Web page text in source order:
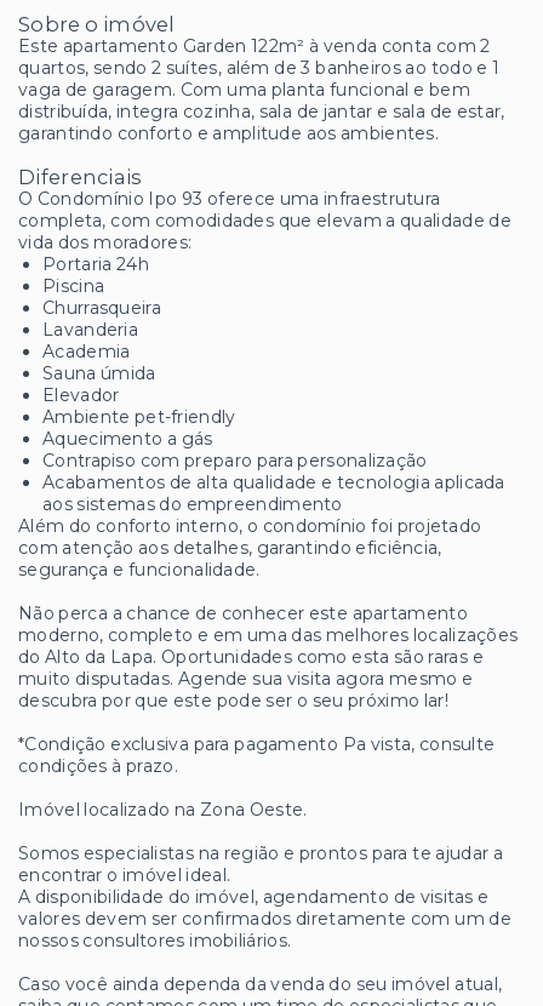
Sobre o imóvel
Este apartamento Garden 122m² à venda conta com 2
quartos, sendo 2 suítes, além de 3 banheiros ao todo e 1
vaga de garagem. Com uma planta funcional e bem
distribuída, integra cozinha, sala de jantar e sala de estar,
garantindo conforto e amplitude aos ambientes.
Diferenciais
O Condomínio Ipo 93 oferece uma infraestrutura
completa, com comodidades que elevam a qualidade de
vida dos moradores:
Portaria 24h
Piscina
Churrasqueira
Lavanderia
Academia
Sauna úmida
Elevador
Ambiente pet-friendly
Aquecimento a gás
Contrapiso com preparo para personalização
Acabamentos de alta qualidade e tecnologia aplicada
aos sistemas do empreendimento
Além do conforto interno, o condomínio foi projetado
com atenção aos detalhes, garantindo eficiência,
segurança e funcionalidade.
Não perca a chance de conhecer este apartamento
moderno, completo e em uma das melhores localizações
do Alto da Lapa. Oportunidades como esta são raras e
muito disputadas. Agende sua visita agora mesmo e
descubra por que este pode ser o seu próximo lar!
*Condição exclusiva para pagamento Pa vista, consulte
condições à prazo.
Imóvel localizado na Zona Oeste.
Somos especialistas na região e prontos para te ajudar a
encontrar o imóvel ideal.
A disponibilidade do imóvel, agendamento de visitas e
valores devem ser confirmados diretamente com um de
nossos consultores imobiliários.
Caso você ainda dependa da venda do seu imóvel atual,